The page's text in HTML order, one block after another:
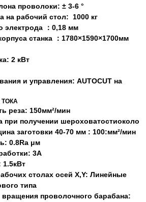
проволоки: ± 3-6 °
на рабочий стол: 1000 кг
электрода ：0,18 мм
станка ：1780×1590×1700мм
2 кВт
и управления: AUTOCUT на
ТОКА
реза: 150мм²/мин
при получении шероховатостиоколо
заготовки 40-70 мм : 100:мм²/мин
0.8Ra μм
3А
1.5кВт
столах осей X,Y: Линейные
типа
вращения проволочного барабана: